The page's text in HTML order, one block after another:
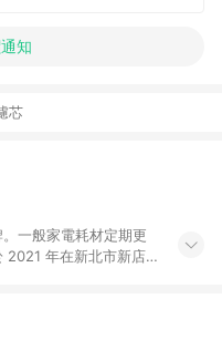
知
芯
一般家電耗材定期更
2021 年在新北市新店
各大通路皆有上架，